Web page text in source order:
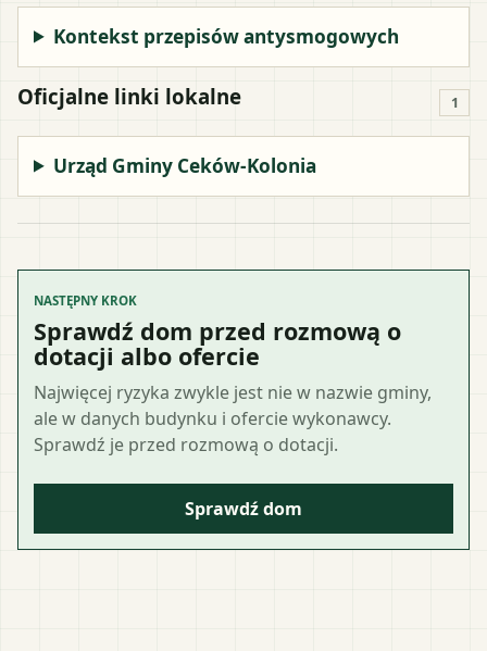
Kontekst przepisów antysmogowych
Oficjalne linki lokalne 1
Urząd Gminy Ceków-Kolonia
NASTĘPNY KROK
Sprawdź dom przed rozmową o
dotacji albo ofercie
Najwięcej ryzyka zwykle jest nie w nazwie gminy,
ale w danych budynku i ofercie wykonawcy.
Sprawdź je przed rozmową o dotacji.
Sprawdź dom